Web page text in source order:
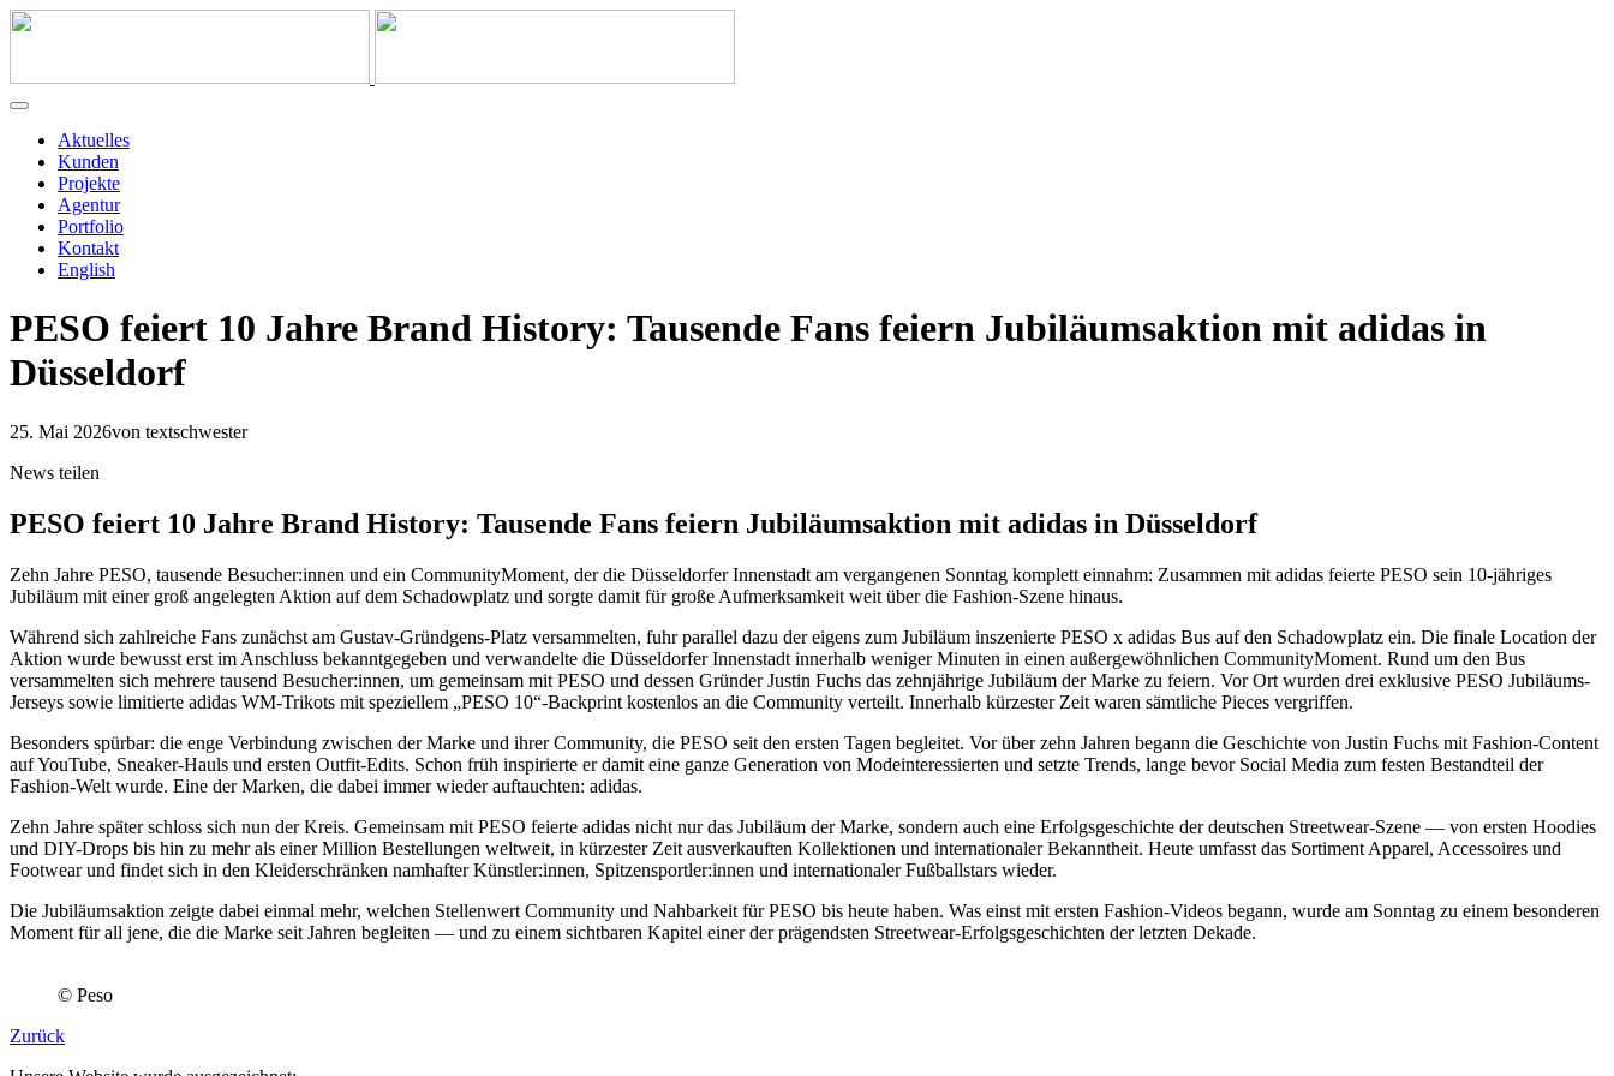
Aktuelles
Kunden
Projekte
Agentur
Portfolio
Kontakt
English
PESO feiert 10 Jahre Brand History: Tausende Fans feiern Jubiläumsaktion mit adidas in
Düsseldorf
25. Mai 2026von textschwester
News teilen
PESO feiert 10 Jahre Brand History: Tausende Fans feiern Jubiläumsaktion mit adidas in Düsseldorf
Zehn Jahre PESO, tausende Besucher:innen und ein CommunityMoment, der die Düsseldorfer Innenstadt am vergangenen Sonntag komplett einnahm: Zusammen mit adidas feierte PESO sein 10-jähriges
Jubiläum mit einer groß angelegten Aktion auf dem Schadowplatz und sorgte damit für große Aufmerksamkeit weit über die Fashion-Szene hinaus.
Während sich zahlreiche Fans zunächst am Gustav-Gründgens-Platz versammelten, fuhr parallel dazu der eigens zum Jubiläum inszenierte PESO x adidas Bus auf den Schadowplatz ein. Die finale Location der
Aktion wurde bewusst erst im Anschluss bekanntgegeben und verwandelte die Düsseldorfer Innenstadt innerhalb weniger Minuten in einen außergewöhnlichen CommunityMoment. Rund um den Bus
versammelten sich mehrere tausend Besucher:innen, um gemeinsam mit PESO und dessen Gründer Justin Fuchs das zehnjährige Jubiläum der Marke zu feiern. Vor Ort wurden drei exklusive PESO Jubiläums-
Jerseys sowie limitierte adidas WM-Trikots mit speziellem „PESO 10“-Backprint kostenlos an die Community verteilt. Innerhalb kürzester Zeit waren sämtliche Pieces vergriffen.
Besonders spürbar: die enge Verbindung zwischen der Marke und ihrer Community, die PESO seit den ersten Tagen begleitet. Vor über zehn Jahren begann die Geschichte von Justin Fuchs mit Fashion-Content
auf YouTube, Sneaker-Hauls und ersten Outfit-Edits. Schon früh inspirierte er damit eine ganze Generation von Modeinteressierten und setzte Trends, lange bevor Social Media zum festen Bestandteil der
Fashion-Welt wurde. Eine der Marken, die dabei immer wieder auftauchten: adidas.
Zehn Jahre später schloss sich nun der Kreis. Gemeinsam mit PESO feierte adidas nicht nur das Jubiläum der Marke, sondern auch eine Erfolgsgeschichte der deutschen Streetwear-Szene — von ersten Hoodies
und DIY-Drops bis hin zu mehr als einer Million Bestellungen weltweit, in kürzester Zeit ausverkauften Kollektionen und internationaler Bekanntheit. Heute umfasst das Sortiment Apparel, Accessoires und
Footwear und findet sich in den Kleiderschränken namhafter Künstler:innen, Spitzensportler:innen und internationaler Fußballstars wieder.
Die Jubiläumsaktion zeigte dabei einmal mehr, welchen Stellenwert Community und Nahbarkeit für PESO bis heute haben. Was einst mit ersten Fashion-Videos begann, wurde am Sonntag zu einem besonderen
Moment für all jene, die die Marke seit Jahren begleiten — und zu einem sichtbaren Kapitel einer der prägendsten Streetwear-Erfolgsgeschichten der letzten Dekade.
© Peso
Zurück